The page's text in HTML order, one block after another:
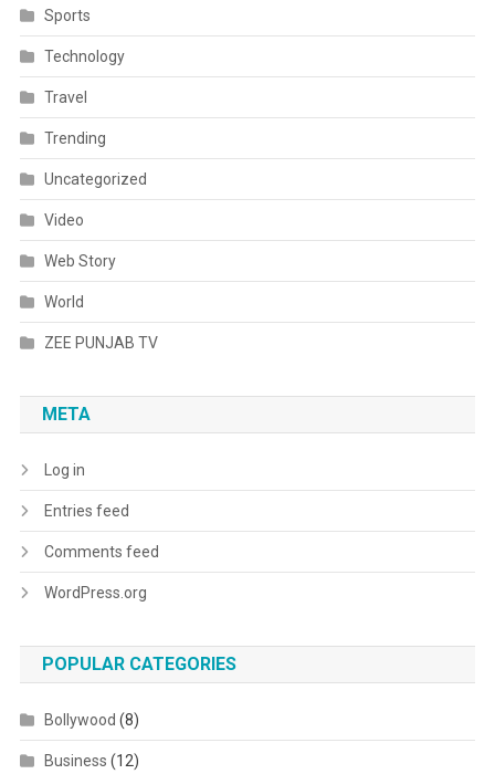
Sports
Technology
Travel
Trending
Uncategorized
Video
Web Story
World
ZEE PUNJAB TV
META
Log in
Entries feed
Comments feed
WordPress.org
POPULAR CATEGORIES
Bollywood (8)
Business (12)